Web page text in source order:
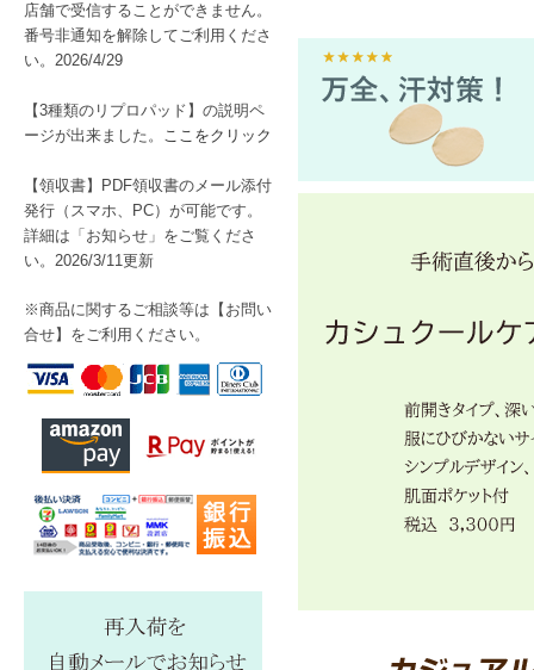
4. 今後のご連絡について
追加の確認や必要なお手続きが
経緯と現在の対応状況
2026年8月1日の午前中、外部
発見後、すでに外部からの不
たしました。
性がございます。
お客様をはじめ関係者の皆様
MAIL：support@estore.co.jp
店舗で受信することができません。
番号非通知を解除してご利用くださ
い。2026/4/29
【3種類のリプロパッド】の説明ペ
ージが出来ました。 ここをクリック
【領収書】PDF領収書のメール添付
発行（スマホ、PC）が可能です。
詳細は「お知らせ」をご覧くださ
い。2026/3/11更新
※商品に関するご相談等は【 お問い
合せ】をご利用ください。